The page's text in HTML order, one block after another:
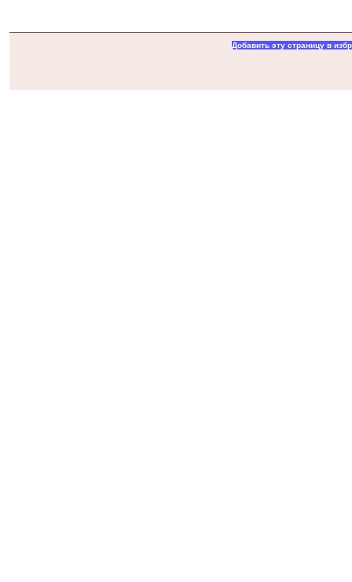
Добавить эту страницу в